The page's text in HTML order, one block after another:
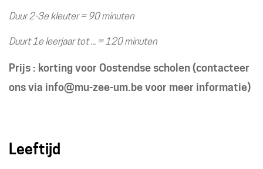
Duur 2-3e kleuter = 90 minuten
Duurt 1e leerjaar tot ... = 120 minuten
Prijs : korting voor Oostendse scholen (contacteer
ons via info@mu-zee-um.be voor meer informatie)
Leeftijd